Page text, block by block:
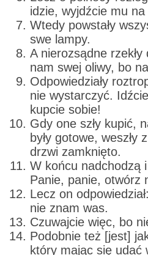
idzie, wyjdźcie mu
Wtedy powstały
swe lampy.
A nierozsądne
nam swej oliwy, bo
Odpowiedziały
nie wystarczyć.
kupcie sobie!
Gdy one szły kupić,
były gotowe,
drzwi zamknięto.
W końcu nadchodzą
Panie, panie, otwórz
Lecz on
nie znam was.
Czuwajcie więc, bo
Podobnie też [jest]
który mając się udać